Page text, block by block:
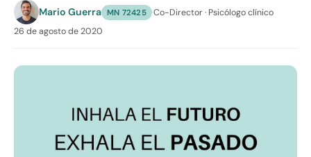
Mario Guerra MN 72425 ·Co-Director · Psicólogo clínico
26 de agosto de 2020